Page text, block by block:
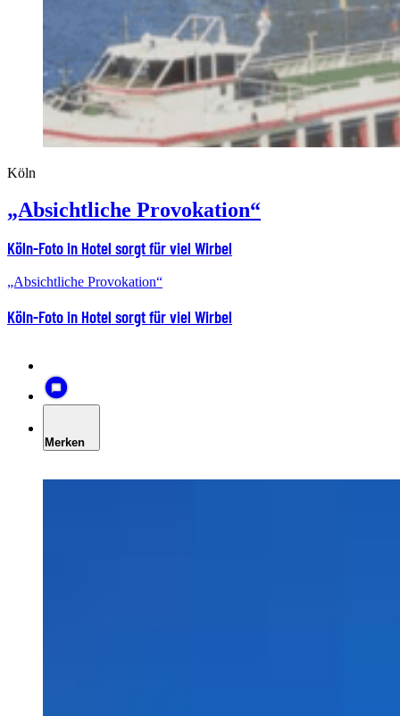
Köln
„Absichtliche Provokation“
Köln-Foto in Hotel sorgt für viel Wirbel
„Absichtliche Provokation“
Köln-Foto in Hotel sorgt für viel Wirbel
Merken